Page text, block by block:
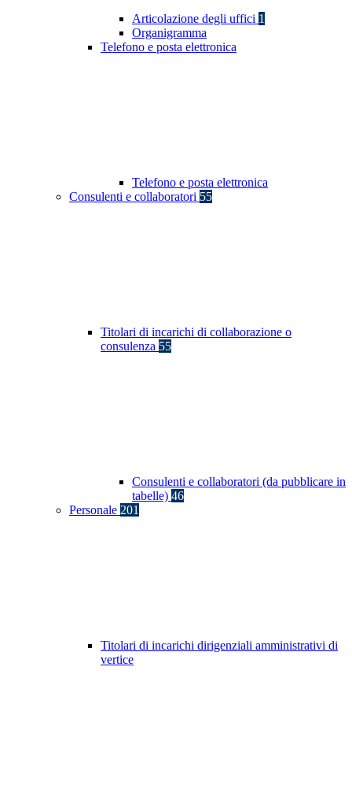
Articolazione degli uffici 1
Organigramma
Telefono e posta elettronica
Telefono e posta elettronica
Consulenti e collaboratori 55
Titolari di incarichi di collaborazione o
consulenza 55
Consulenti e collaboratori (da pubblicare in
tabelle) 46
Personale 201
Titolari di incarichi dirigenziali amministrativi di
vertice